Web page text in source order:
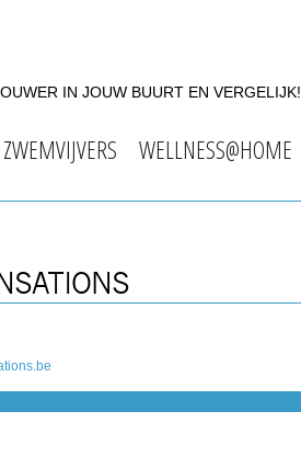
IN JOUW BUURT EN VERGELIJK!
ZWEMVIJVERS WELLNESS@HOME